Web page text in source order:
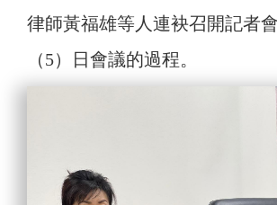
律師黃福雄等人連袂召開記者
（5）日會議的過程。